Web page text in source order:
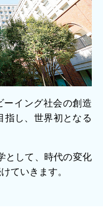
イング社会の創造
指し、世界初となる
として、時代の変化
ていきます。